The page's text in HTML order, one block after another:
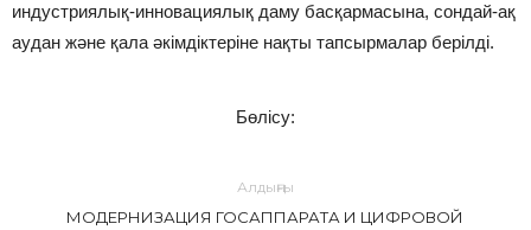
индустриялық-инновациялық даму басқармасына, сондай-ақ
аудан және қала әкімдіктеріне нақты тапсырмалар берілді.
Бөлісу:
Алдыңғы
МОДЕРНИЗАЦИЯ ГОСАППАРАТА И ЦИФРОВОЙ